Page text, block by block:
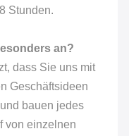
Stunden.
an?
dass Sie uns mit
Geschäftsideen
bauen jedes
von einzelnen